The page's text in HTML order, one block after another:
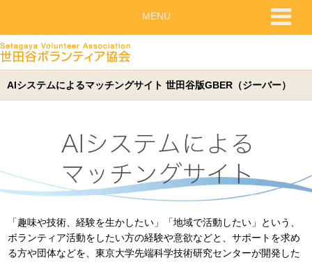
AIシステムによるマッチングサイト 世田谷版GBER（ジーバー）
「趣味や技術、経験を生かしたい」「地域で活動したい」という、
ボランティア活動をしたい方の経験や意欲などと、サポートを求め
る方や団体などを、東京大学先端科学技術研究センターが開発した
MENU